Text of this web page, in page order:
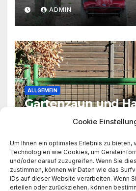
Cookie
Um Ihnen ein optimales Erlebnis zu bieten,
Technologien wie Cookies, um
und/oder darauf zuzugreifen. Wenn Sie
zustimmen, können wir Daten wie das
IDs auf dieser Website verarbeiten. Wenn
erteilen oder zurückziehen, können
ADMIN
ALLGEMEIN
Gartenzaun und